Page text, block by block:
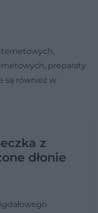
preparaty
są również w
z
dłonie